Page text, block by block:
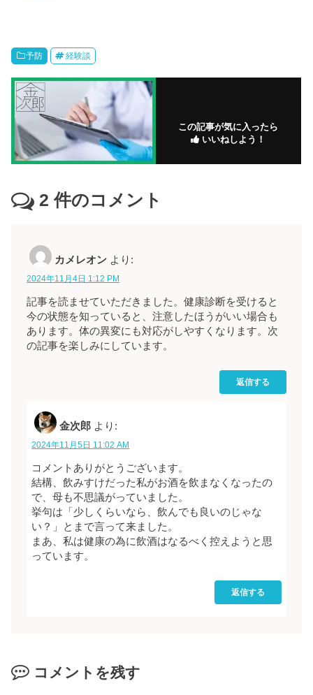
予防 経験談
この記事が気に入ったら
いいねしよう！
2 件のコメント
カメレオン より:
2024年11月4日 1:12 PM
記事を読ませていただきました。健康診断を受けると
今の状態を知っていると、注意したほうがいい場合も
あります。体の異変にも対応がしやすくなります。次
の記事を楽しみにしています。
返信する
金次郎 より:
2024年11月5日 11:02 AM
コメントありがとうございます。
結構、飲みすけだった私がお酒を飲まなくなったの
で、母も不思議がっていました。
挙句は「少しくらいなら、飲んでも良いのじゃな
い？」とまで言って来ました。
まあ、私は健康の為に飲酒はなるべく控えようと思
っています。
返信する
コメントを残す